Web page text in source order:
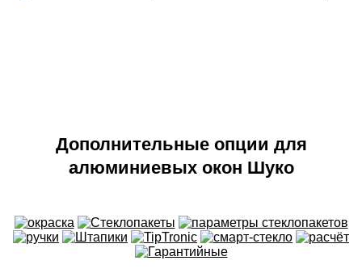
Дополнительные опции для
алюминиевых окон Шуко